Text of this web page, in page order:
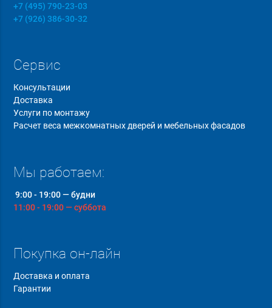
+7 (495) 790-23-03
+7 (926) 386-30-32
Сервис
Консультации
Доставка
Услуги по монтажу
Расчет веса межкомнатных дверей и мебельных фасадов
Мы работаем:
9:00 - 19:00 — будни
11:00 - 19:00 — суббота
Покупка он-лайн
Доставка и оплата
Гарантии